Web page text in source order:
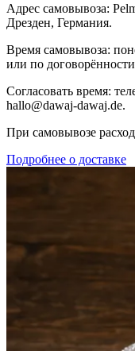
Адрес самовывоза:
Дрезден, Германия.
Время самовывоза:
или по
Согласовать время:
hallo@dawaj-dawaj.de.
При самовывозе
Подробнее о доставке